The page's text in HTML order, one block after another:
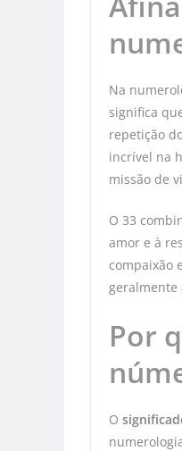
Na
significa
repetição
incrível na
missão de
O 33
amor e à
compaixão
geralmente
Por
O